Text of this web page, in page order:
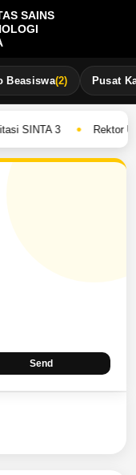
SAINS
Beasiswa(2) Pusat
SINTA 3 Rektor
Send